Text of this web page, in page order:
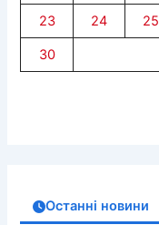
23 24 25
30
Останні новини